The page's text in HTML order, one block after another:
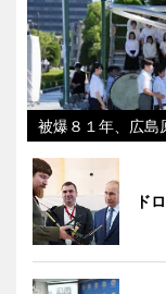
被爆８１年、広島
ド